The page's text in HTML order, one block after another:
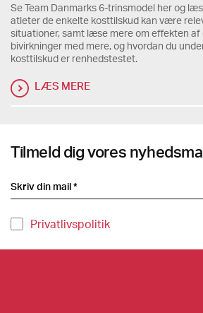
Se Team Danmarks 6-trinsmodel her og
atleter de enkelte kosttilskud kan være
situationer, samt læse mere om effekten af
bivirkninger med mere, og hvordan du
kosttilskud er renhedstestet.
LÆS MERE
Tilmeld dig vores
Privatlivspolitik